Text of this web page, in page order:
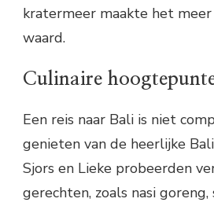
kratermeer maakte het
waard.
Culinaire
Een reis naar Bali is niet
genieten van de heerlijke
Sjors en Lieke probeerden
gerechten, zoals nasi